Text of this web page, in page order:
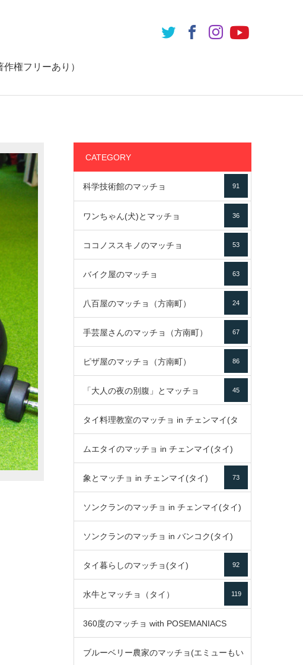
権フリーあり）
CATEGORY
科学技術館のマッチョ 91
ワンちゃん(犬)とマッチョ 36
ココノススキノのマッチョ 53
バイク屋のマッチョ 63
八百屋のマッチョ（方南町） 24
手芸屋さんのマッチョ（方南町） 67
ピザ屋のマッチョ（方南町） 86
「大人の夜の別腹」とマッチョ 45
タイ料理教室のマッチョ in チェンマイ(タ
イ)
ムエタイのマッチョ in チェンマイ(タイ)
79
象とマッチョ in チェンマイ(タイ) 73
ソンクランのマッチョ in チェンマイ(タイ)
ソンクランのマッチョ in バンコク(タイ)
85
タイ暮らしのマッチョ(タイ) 92
水牛とマッチョ（タイ） 119
360度のマッチョ with POSEMANIACS
49
ブルーベリー農家のマッチョ(エミューもい